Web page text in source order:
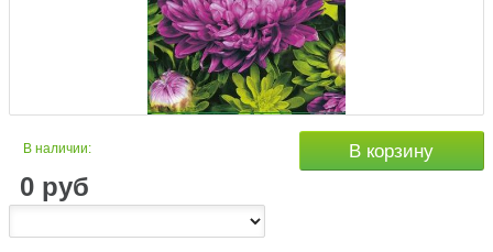
В наличии:
0 руб
В корзину